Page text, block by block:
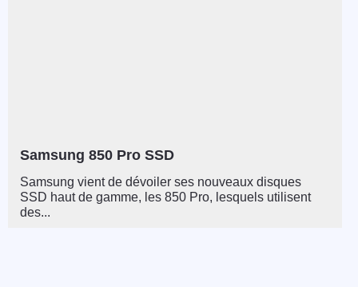
Samsung 850 Pro SSD
Samsung vient de dévoiler ses nouveaux disques
SSD haut de gamme, les 850 Pro, lesquels utilisent
des...